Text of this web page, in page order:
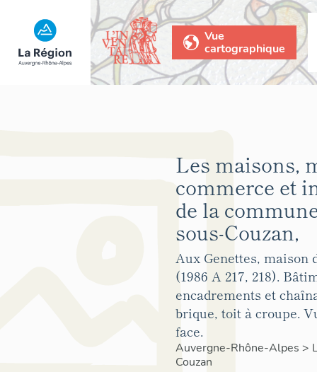
Vue
cartographique
Les maisons,
commerce et
de la
sous-Couzan,
Aux Genettes, maison
(1986 A 217, 218).
encadrements et
brique, toit à croupe.
face.
Auvergne-Rhône-Alpes >
Couzan